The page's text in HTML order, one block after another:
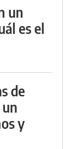
un
es el
de
y